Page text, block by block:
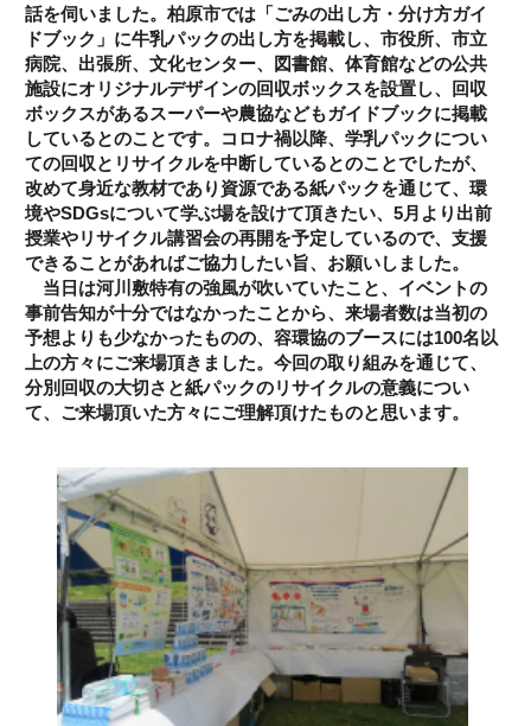
話を伺いました。柏原市では「ごみの出し方・分け方ガイ
ドブック」に牛乳パックの出し方を掲載し、市役所、市立
病院、出張所、文化センター、図書館、体育館などの公共
施設にオリジナルデザインの回収ボックスを設置し、回収
ボックスがあるスーパーや農協などもガイドブックに掲載
しているとのことです。コロナ禍以降、学乳パックについ
ての回収とリサイクルを中断しているとのことでしたが、
改めて身近な教材であり資源である紙パックを通じて、環
境やSDGsについて学ぶ場を設けて頂きたい、5月より出前
授業やリサイクル講習会の再開を予定しているので、支援
できることがあればご協力したい旨、お願いしました。
当日は河川敷特有の強風が吹いていたこと、イベントの
事前告知が十分ではなかったことから、来場者数は当初の
予想よりも少なかったものの、容環協のブースには100名以
上の方々にご来場頂きました。今回の取り組みを通じて、
分別回収の大切さと紙パックのリサイクルの意義につい
て、ご来場頂いた方々にご理解頂けたものと思います。